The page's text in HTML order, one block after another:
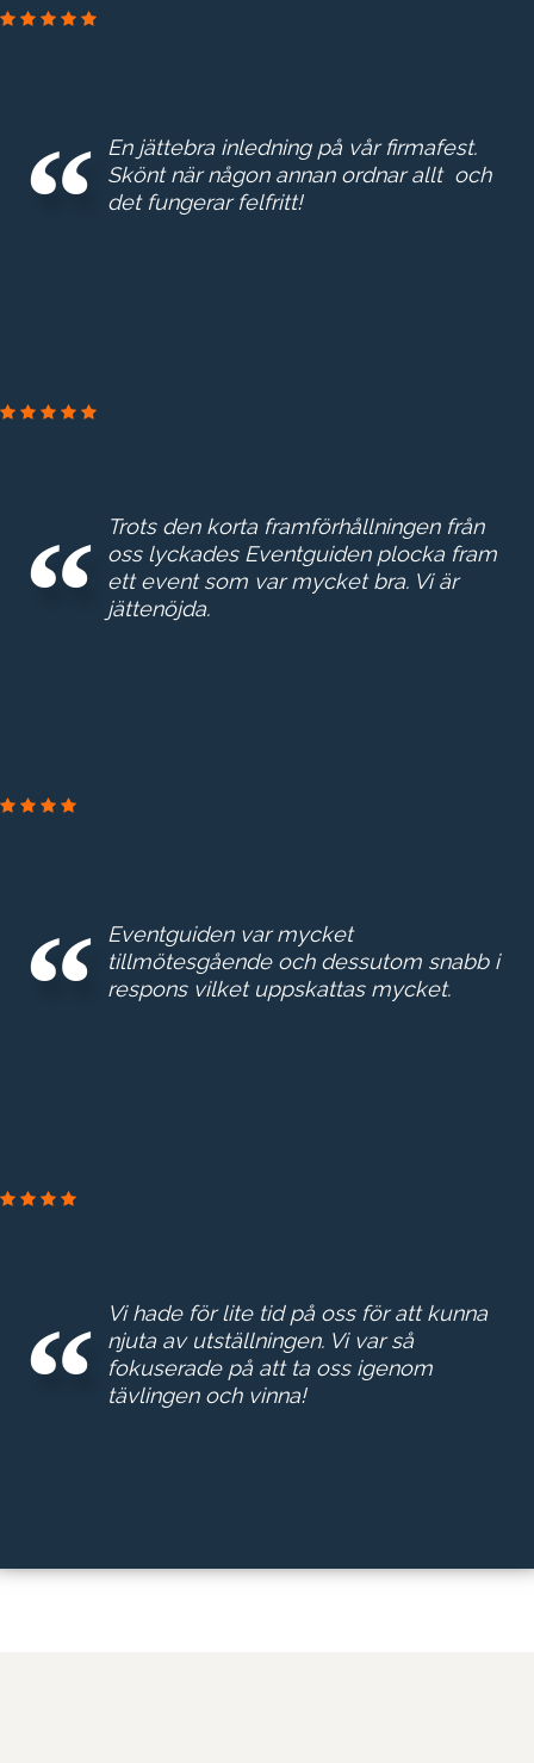
En jättebra inledning på vår firmafest.
Skönt när någon annan ordnar allt och
det fungerar felfritt!
Trots den korta framförhållningen från
oss lyckades Eventguiden plocka fram
ett event som var mycket bra. Vi är
jättenöjda.
Eventguiden var mycket
tillmötesgående och dessutom snabb i
respons vilket uppskattas mycket.
Vi hade för lite tid på oss för att kunna
njuta av utställningen. Vi var så
fokuserade på att ta oss igenom
tävlingen och vinna!